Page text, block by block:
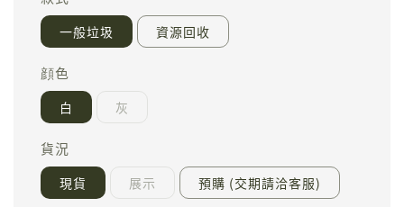
一般垃圾 資源回收
顔色
白 灰
貨況
現貨 展示 預購 (交期請洽客服)